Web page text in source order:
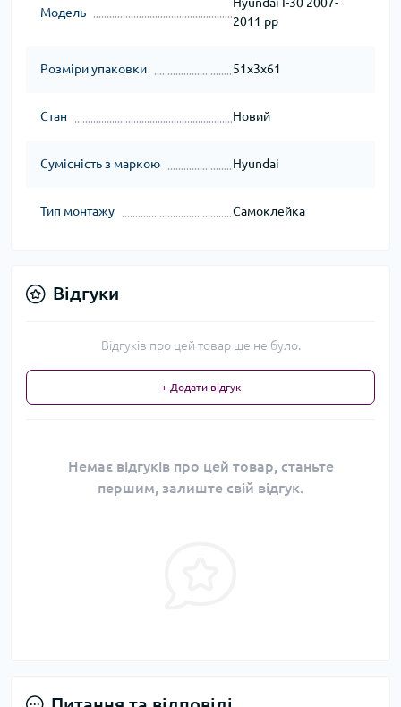
Модель
2011 рр
Розміри упаковки 51x3x61
Стан Новий
Сумісність з маркою Hyundai
Тип монтажу Самоклейка
Відгуки
Відгуків про цей товар ще не було.
+ Додати відгук
Немає відгуків про цей товар, станьте
першим, залиште свій відгук.